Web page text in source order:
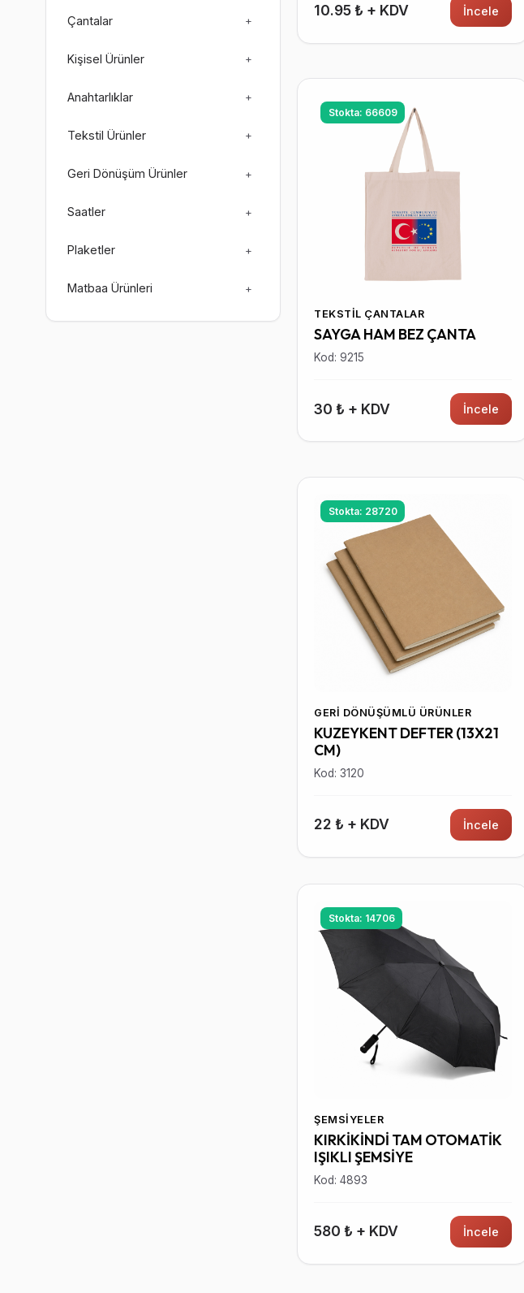
Çantalar +
Kişisel Ürünler +
Anahtarlıklar +
Tekstil Ürünler +
Geri Dönüşüm Ürünler +
Saatler +
Plaketler +
Matbaa Ürünleri +
10.95 ₺ + KDV İncele
Stokta: 66609
TEKSTIL ÇANTALAR
SAYGA HAM BEZ ÇANTA
Kod: 9215
30 ₺ + KDV İncele
Stokta: 28720
GERI DÖNÜŞÜMLÜ ÜRÜNLER
KUZEYKENT DEFTER (13X21
CM)
Kod: 3120
22 ₺ + KDV İncele
Stokta: 14706
ŞEMSIYELER
KIRKİKİNDİ TAM OTOMATİK
IŞIKLI ŞEMSİYE
Kod: 4893
580 ₺ + KDV İncele